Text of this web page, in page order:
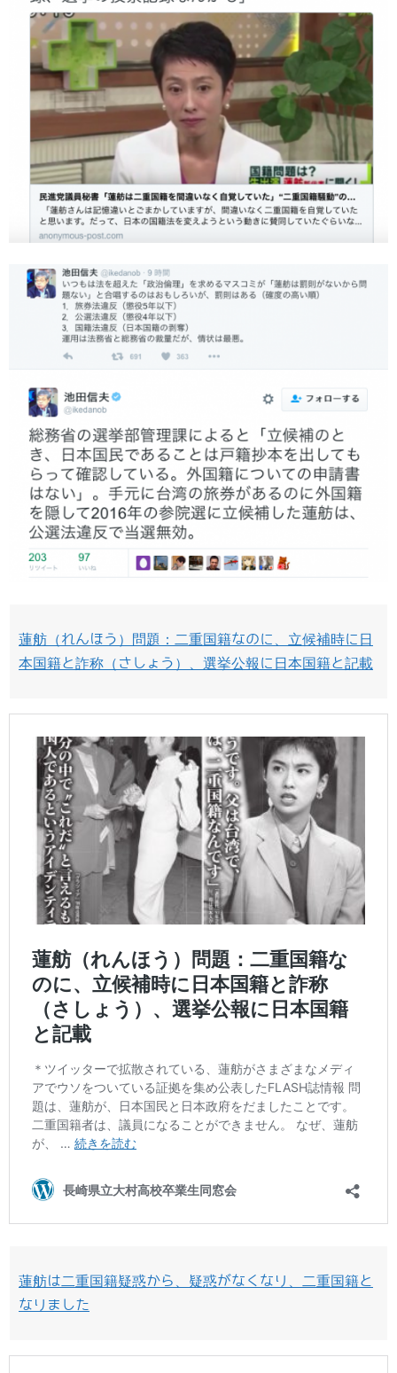
蓮舫（れんほう）問題：二重国籍なのに、立候補時に日
本国籍と詐称（さしょう）、選挙公報に日本国籍と記載
蓮舫は二重国籍疑惑から、疑惑がなくなり、二重国籍と
なりました